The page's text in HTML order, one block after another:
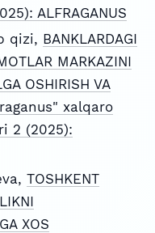
ALFRAGANUS
qizi, BANKLARDAGI
MARKAZINI
OSHIRISH VA
xalqaro
2 (2025):
TOSHKENT
XOS